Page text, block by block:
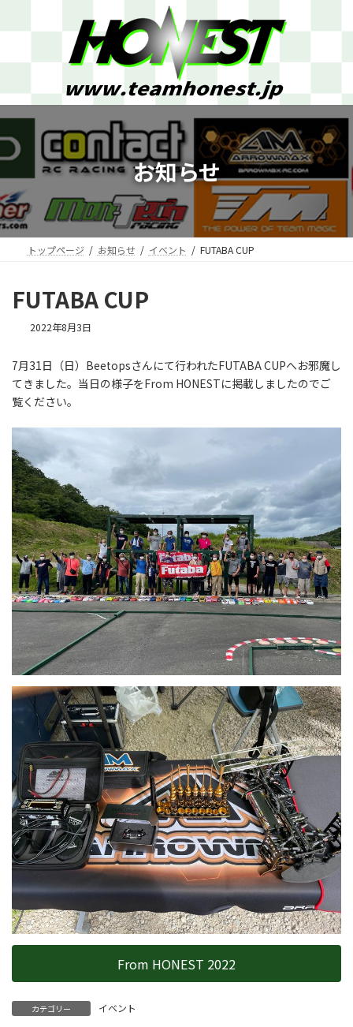
ス
キ
ッ
ン
に
移
お知らせ
トップページ お知らせ イベント FUTABA CUP
FUTABA CUP
2022年8月3日
7月31日（日）Beetopsさんにて行われたFUTABA CUPへお邪魔し
てきました。当日の様子をFrom HONESTに掲載しましたのでご
覧ください。
From HONEST 2022
カテゴリー イベント